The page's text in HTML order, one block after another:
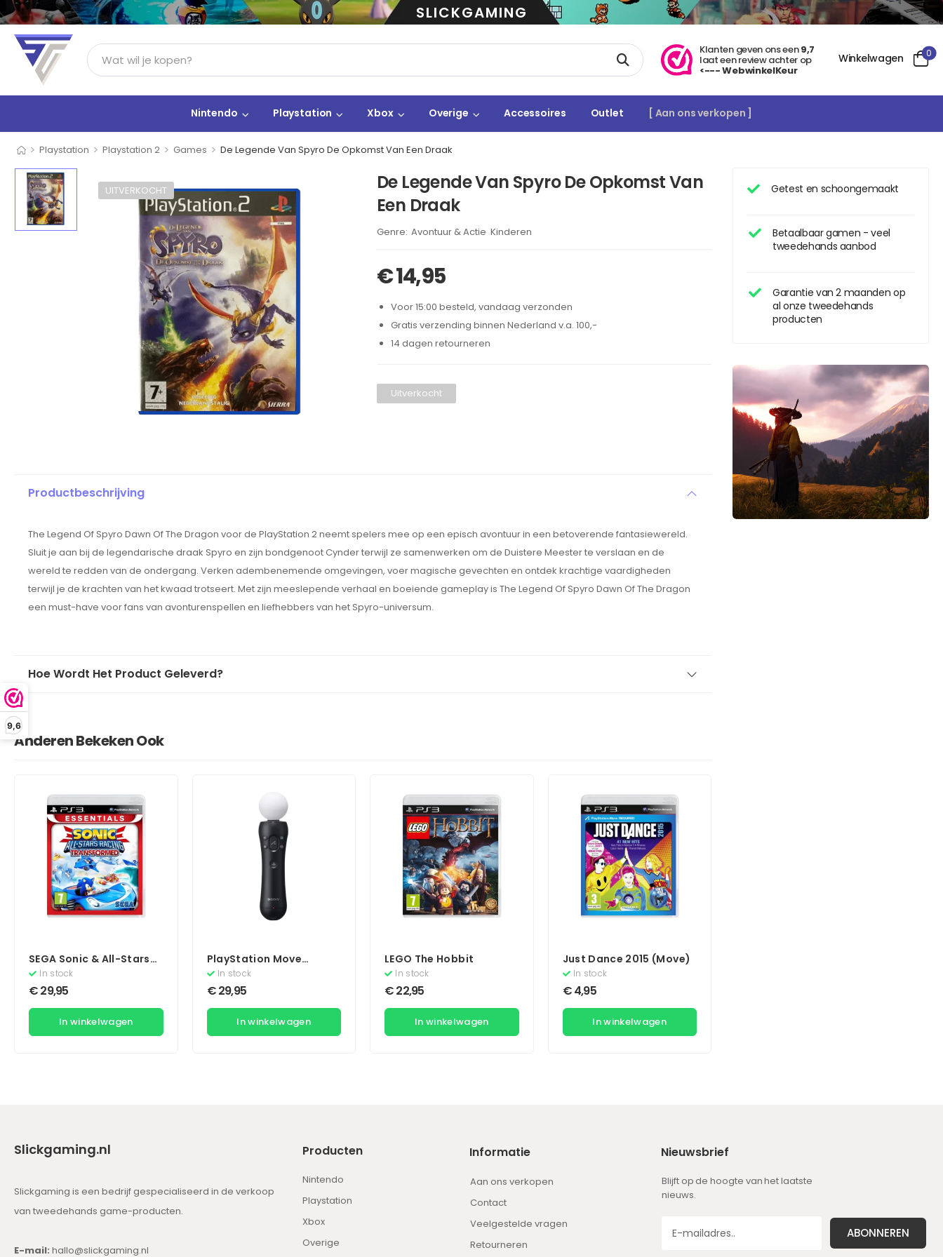
9,6
SLICKGAMING
Klanten geven ons een9,7
laat een review achter op
<--- WebwinkelKeur
Winkelwagen 0
Nintendo Playstation Xbox Overige Accessoires Outlet [ Aan ons verkopen ]
> Playstation > Playstation 2 > Games > De Legende Van Spyro De Opkomst Van Een Draak
Getest en schoongemaakt
Betaalbaar gamen - veel
tweedehands aanbod
Garantie van 2 maanden op
al onze tweedehands
producten
UITVERKOCHT
De Legende Van Spyro De Opkomst Van
Een Draak
Brand:
Avontuur & Actie ,
Kinderen
€14,95
Voor 15:00 besteld, vandaag verzonden
Gratis verzending binnen Nederland v.a. 100,-
14 dagen retourneren
Uitverkocht
Productbeschrijving
The Legend Of Spyro Dawn Of The Dragon voor de PlayStation 2 neemt spelers mee op een episch avontuur in een betoverende fantasiewereld.
Sluit je aan bij de legendarische draak Spyro en zijn bondgenoot Cynder terwijl ze samenwerken om de Duistere Meester te verslaan en de
wereld te redden van de ondergang. Verken adembenemende omgevingen, voer magische gevechten en ontdek krachtige vaardigheden
terwijl je de krachten van het kwaad trotseert. Met zijn meeslepende verhaal en boeiende gameplay is The Legend Of Spyro Dawn Of The Dragon
een must-have voor fans van avonturenspellen en liefhebbers van het Spyro-universum.
Hoe Wordt Het Product Geleverd?
Anderen Bekeken Ook
SEGA Sonic & All-Stars
Racing Transformed
(Essentials)
In stock
€29,95
In winkelwagen
PlayStation Move
Motion Controller
In stock
€29,95
In winkelwagen
LEGO The Hobbit
In stock
€22,95
In winkelwagen
Just Dance 2015 (Move)
In stock
€4,95
In winkelwagen
Slickgaming.nl
Slickgaming is een bedrijf gespecialiseerd in de verkoop
van tweedehands game-producten.
E-mail: hallo@slickgaming.nl
Producten
Nintendo
Playstation
Xbox
Overige
Informatie
Aan ons verkopen
Contact
Veelgestelde vragen
Retourneren
Nieuwsbrief
Blijft op de hoogte van het laatste
nieuws.